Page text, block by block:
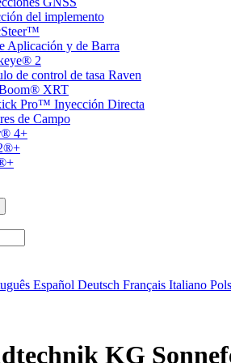
del implemento
Aplicación y de Barra
2
de control de tasa Raven
XRT
Pro™ Inyección Directa
de Campo
4+
Español Deutsch Français Italiano
KG